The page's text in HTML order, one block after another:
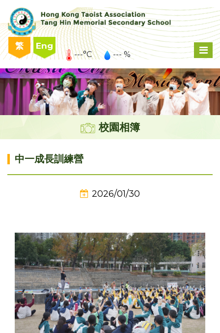
繁 Eng
---°C --- %
校園相簿
中一成長訓練營
2026/01/30